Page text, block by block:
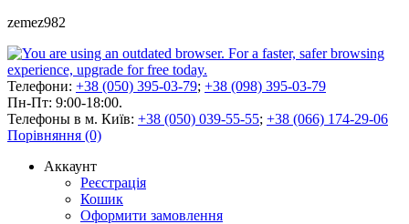
zemez982
Телефони: +38 (050) 395-03-79; +38 (098) 395-03-79
Пн-Пт: 9:00-18:00.
Телефоны в м. Київ: +38 (050) 039-55-55; +38 (066) 174-29-06
Порівняння (0)
Аккаунт
Реєстрація
Кошик
Оформити замовлення